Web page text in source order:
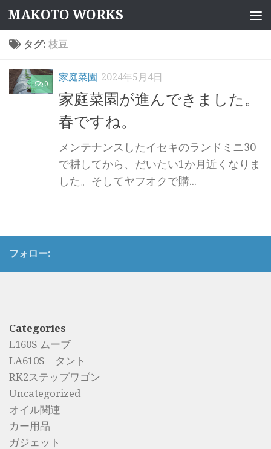
コンテンツへスキップ
MAKOTO WORKS
タグ: 枝豆
0
家庭菜園 2024年5月4日
家庭菜園が進んできました。
春ですね。
メンテナンスしたイセキのランドミニ30
で耕してから、だいたい1か月近くなりま
した。そしてヤフオクで購...
フォロー:
Categories
L160S ムーブ
LA610S タント
RK2ステップワゴン
Uncategorized
オイル関連
カー用品
ガジェット